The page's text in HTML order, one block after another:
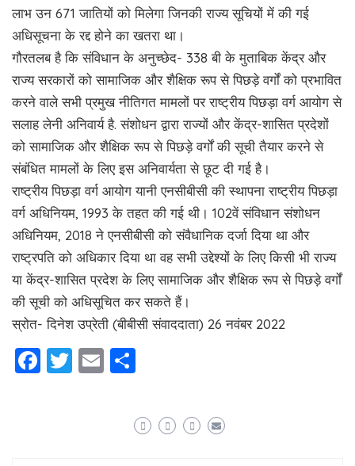
लाभ उन 671 जातियों को मिलेगा जिनकी राज्य सूचियों में की गई
अधिसूचना के रद्द होने का खतरा था।
गौरतलब है कि संविधान के अनुच्छेद- 338 बी के मुताबिक केंद्र और
राज्य सरकारों को सामाजिक और शैक्षिक रूप से पिछड़े वर्गों को प्रभावित
करने वाले सभी प्रमुख नीतिगत मामलों पर राष्ट्रीय पिछड़ा वर्ग आयोग से
सलाह लेनी अनिवार्य है. संशोधन द्वारा राज्यों और केंद्र-शासित प्रदेशों
को सामाजिक और शैक्षिक रूप से पिछड़े वर्गों की सूची तैयार करने से
संबंधित मामलों के लिए इस अनिवार्यता से छूट दी गई है।
राष्ट्रीय पिछड़ा वर्ग आयोग यानी एनसीबीसी की स्थापना राष्ट्रीय पिछड़ा
वर्ग अधिनियम, 1993 के तहत की गई थी। 102वें संविधान संशोधन
अधिनियम, 2018 ने एनसीबीसी को संवैधानिक दर्जा दिया था और
राष्ट्रपति को अधिकार दिया था वह सभी उद्देश्यों के लिए किसी भी राज्य
या केंद्र-शासित प्रदेश के लिए सामाजिक और शैक्षिक रूप से पिछड़े वर्गों
की सूची को अधिसूचित कर सकते हैं।
स्रोत- दिनेश उप्रेती (बीबीसी संवाददाता) 26 नवंबर 2022
Facebook
Twitter
Email